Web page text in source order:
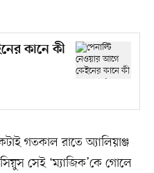
কানে কী
গতকাল রাতে অ্যালিয়াঞ্জ
সেই ‘ম্যাজিক’কে গোলে